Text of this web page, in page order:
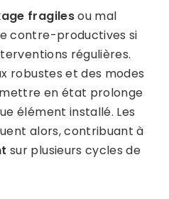
fragilesou mal
contre-productives si
régulières.
robustes et des modes
en état prolonge
élément installé. Les
alors, contribuant à
sur plusieurs cycles de